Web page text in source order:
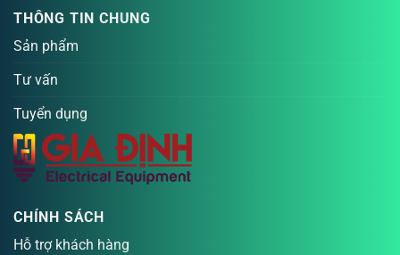
THÔNG TIN CHUNG
Sản phẩm
Tư vấn
Tuyển dụng
CHÍNH SÁCH
Hỗ trợ khách hàng